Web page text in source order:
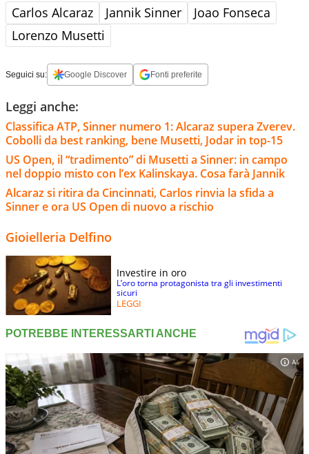
Carlos Alcaraz Jannik Sinner
Joao Fonseca
Lorenzo Musetti
Seguici su: Google Discover Fonti preferite
Leggi anche:
Classifica ATP, Sinner numero 1: Alcaraz supera Zverev.
Cobolli da best ranking, bene Musetti, Jodar in top-15
US Open, il “tradimento” di Musetti a Sinner: in campo
nel doppio misto con l’ex Kalinskaya. Cosa farà Jannik
Alcaraz si ritira da Cincinnati, Carlos rinvia la sfida a
Sinner e ora US Open di nuovo a rischio
Gioielleria Delfino
Investire in oro
L’oro torna protagonista tra gli investimenti
sicuri
LEGGI